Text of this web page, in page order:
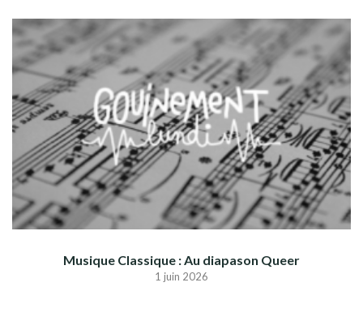
Musique Classique : Au diapason Queer
1 juin 2026